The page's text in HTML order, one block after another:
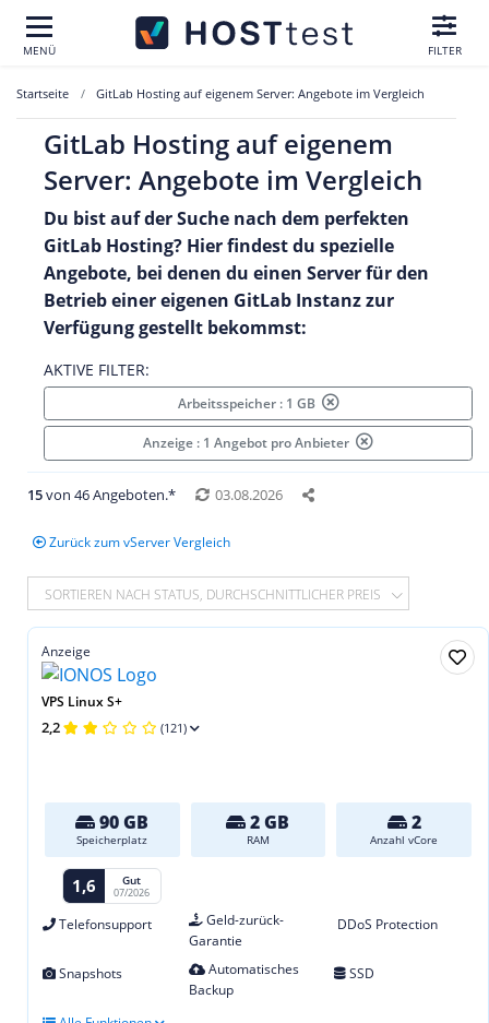
MENÜ FILTER
Startseite GitLab Hosting auf eigenem Server: Angebote im Vergleich
GitLab Hosting auf eigenem
Server: Angebote im Vergleich
Du bist auf der Suche nach dem perfekten
GitLab Hosting? Hier findest du spezielle
Angebote, bei denen du einen Server für den
Betrieb einer eigenen GitLab Instanz zur
Verfügung gestellt bekommst:
AKTIVE FILTER:
Arbeitsspeicher : 1 GB
Anzeige : 1 Angebot pro Anbieter
15von 46 Angeboten.* 03.08.2026
Zurück zum vServer Vergleich
SORTIEREN NACH STATUS, DURCHSCHNITTLICHER PREIS
Anzeige
VPS Linux S+
2,2 (121)
90 GB
Speicherplatz
2 GB
RAM
2
Anzahl vCore
1,6 Gut
07/2026
Telefonsupport
Geld-zurück-
Garantie
DDoS Protection
Snapshots
Automatisches
Backup
SSD